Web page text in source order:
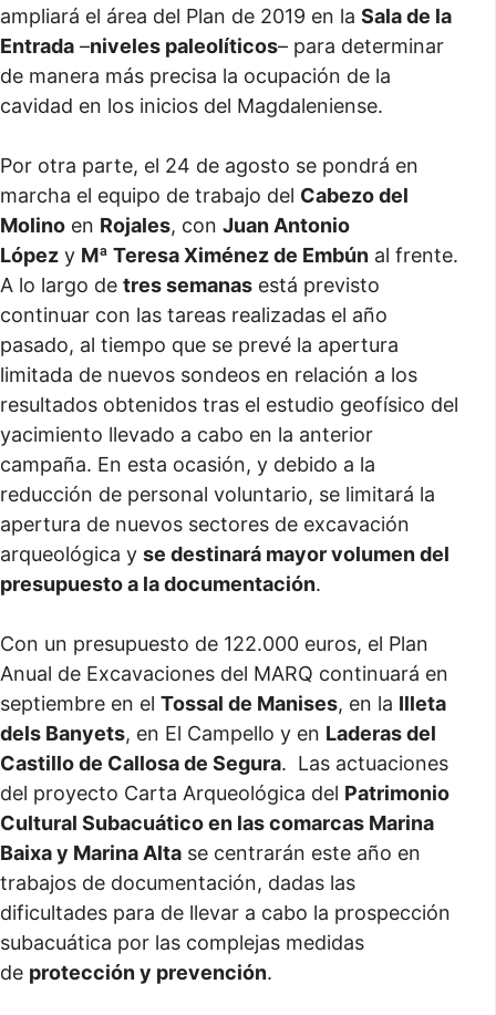
ampliará el área del Plan de 2019 en la Sala de la
Entrada –niveles paleolíticos– para determinar
de manera más precisa la ocupación de la
cavidad en los inicios del Magdaleniense.
Por otra parte, el 24 de agosto se pondrá en
marcha el equipo de trabajo del Cabezo del
Molino en Rojales, con Juan Antonio
López y Mª Teresa Ximénez de Embún al frente.
A lo largo de tres semanas está previsto
continuar con las tareas realizadas el año
pasado, al tiempo que se prevé la apertura
limitada de nuevos sondeos en relación a los
resultados obtenidos tras el estudio geofísico del
yacimiento llevado a cabo en la anterior
campaña. En esta ocasión, y debido a la
reducción de personal voluntario, se limitará la
apertura de nuevos sectores de excavación
arqueológica y se destinará mayor volumen del
presupuesto a la documentación.
Con un presupuesto de 122.000 euros, el Plan
Anual de Excavaciones del MARQ continuará en
septiembre en el Tossal de Manises, en la Illeta
dels Banyets, en El Campello y en Laderas del
Castillo de Callosa de Segura. Las actuaciones
del proyecto Carta Arqueológica del Patrimonio
Cultural Subacuático en las comarcas Marina
Baixa y Marina Alta se centrarán este año en
trabajos de documentación, dadas las
dificultades para de llevar a cabo la prospección
subacuática por las complejas medidas
de protección y prevención.